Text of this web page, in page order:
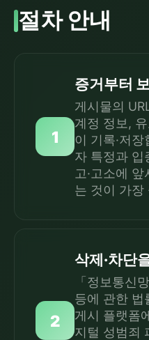
절차 안내
1
증거부터
게시물의
계정 정보,
이 기록·저
자 특정과 입
고·고소에
는 것이 가장
2
삭제·차단
「정보통신
등에 관한
게시 플랫폼
지털 성범죄